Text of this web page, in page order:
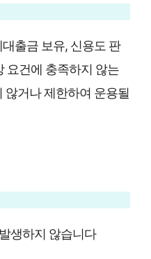
출금 보유, 신용도 판
요건에 충족하지 않는
않거나 제한하여 운용될
생하지 않습니다